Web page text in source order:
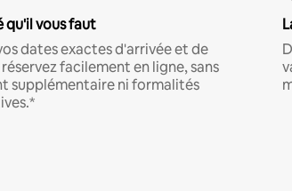
qu'il vous faut
dates exactes d'arrivée et de
facilement en ligne, sans
supplémentaire ni formalités